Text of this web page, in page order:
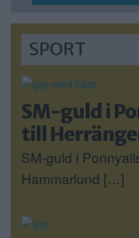
SPORT
SM-guld i
till
SM-guld i
Hammarlund […]